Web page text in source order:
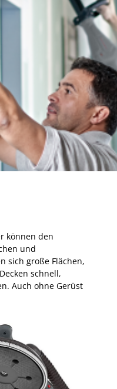
können den
und
sich große Flächen,
schnell,
Auch ohne Gerüst